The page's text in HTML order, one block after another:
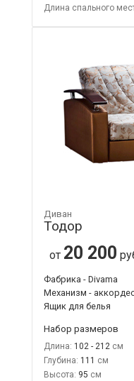
Длина спального
Диван
Тодор
от 20 200
Фабрика - Divama
Механизм -
Ящик для белья
Набор размеров
Длина: 102 - 212
Глубина: 111
Высота: 95